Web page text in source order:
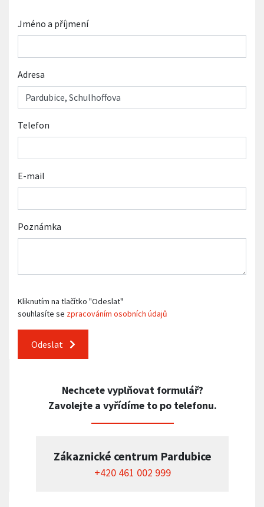
Jméno a příjmení
Adresa
Telefon
E-mail
Poznámka
Kliknutím na tlačítko "Odeslat"
souhlasíte se zpracováním osobních údajů
Odeslat
Nechcete vyplňovat formulář?
Zavolejte a vyřídíme to po telefonu.
Zákaznické centrum Pardubice
+420 461 002 999